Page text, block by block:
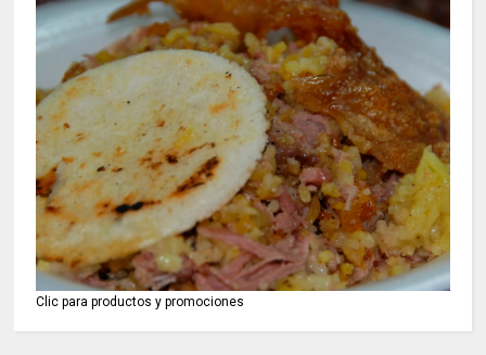
Clic para productos y promociones